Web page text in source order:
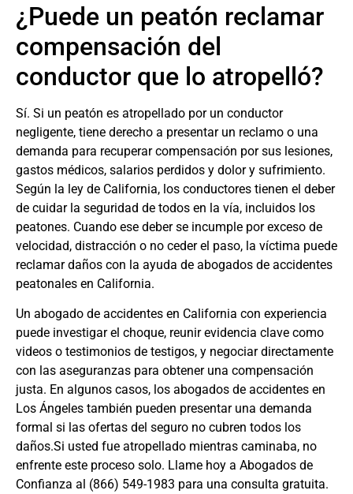
¿Puede un peatón reclamar
compensación del
conductor que lo atropelló?
Sí. Si un peatón es atropellado por un conductor
negligente, tiene derecho a presentar un reclamo o una
demanda para recuperar compensación por sus lesiones,
gastos médicos, salarios perdidos y dolor y sufrimiento.
Según la ley de California, los conductores tienen el deber
de cuidar la seguridad de todos en la vía, incluidos los
peatones. Cuando ese deber se incumple por exceso de
velocidad, distracción o no ceder el paso, la víctima puede
reclamar daños con la ayuda de abogados de accidentes
peatonales en California.
Un abogado de accidentes en California con experiencia
puede investigar el choque, reunir evidencia clave como
videos o testimonios de testigos, y negociar directamente
con las aseguranzas para obtener una compensación
justa. En algunos casos, los abogados de accidentes en
Los Ángeles también pueden presentar una demanda
formal si las ofertas del seguro no cubren todos los
daños.Si usted fue atropellado mientras caminaba, no
enfrente este proceso solo. Llame hoy a Abogados de
Confianza al (866) 549-1983 para una consulta gratuita.